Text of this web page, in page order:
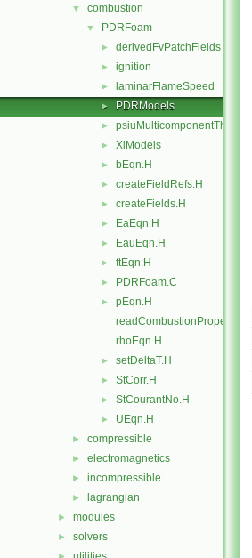
▼ combustion
▼ PDRFoam
► derivedFvPatchFields
► ignition
► laminarFlameSpeed
► PDRModels
► psiuMulticomponentThermo
► XiModels
► bEqn.H
► createFieldRefs.H
► createFields.H
► EaEqn.H
► EauEqn.H
► ftEqn.H
► PDRFoam.C
►
pEqn.H
readCombustionProperties.H
rhoEqn.H
► setDeltaT.H
► StCorr.H
► StCourantNo.H
► UEqn.H
► compressible
► electromagnetics
► incompressible
► lagrangian
► modules
► solvers